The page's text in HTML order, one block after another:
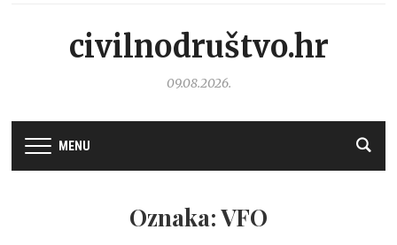
civilnodruštvo.hr
09.08.2026.
MENU
Oznaka: VFO